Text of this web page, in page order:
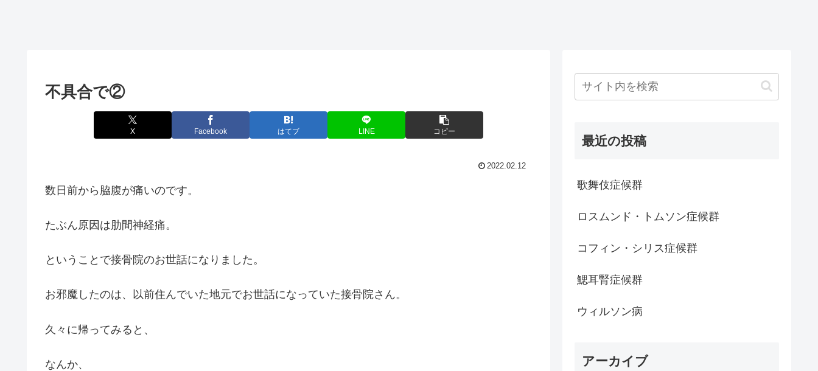
不具合で②
X Facebook はてブ LINE コピー
2022.02.12
数日前から脇腹が痛いのです。
たぶん原因は肋間神経痛。
ということで接骨院のお世話になりました。
お邪魔したのは、以前住んでいた地元でお世話になっていた接骨院さん。
久々に帰ってみると、
なんか、
最近の投稿
歌舞伎症候群
ロスムンド・トムソン症候群
コフィン・シリス症候群
鰓耳腎症候群
ウィルソン病
アーカイブ